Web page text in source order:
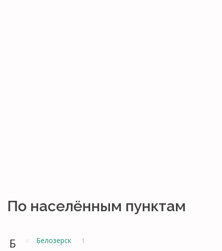
По населённым пунктам
Б Белозерск 1